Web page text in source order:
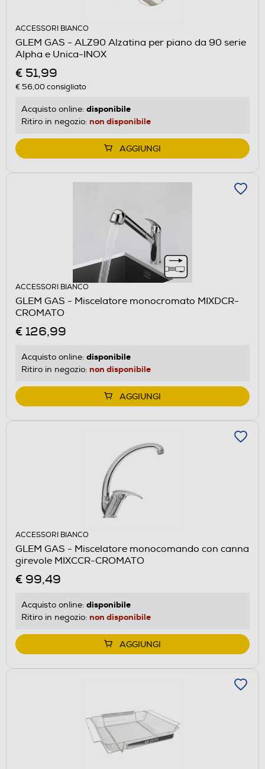
ACCESSORI BIANCO
GLEM GAS - ALZ90 Alzatina per piano da 90 serie
Alpha e Unica-INOX
€ 51,99
€ 56,00consigliato
Acquisto online: disponibile
Ritiro in negozio: non disponibile
AGGIUNGI
ACCESSORI BIANCO
GLEM GAS - Miscelatore monocromato MIXDCR-
CROMATO
€ 126,99
Acquisto online: disponibile
Ritiro in negozio: non disponibile
AGGIUNGI
ACCESSORI BIANCO
GLEM GAS - Miscelatore monocomando con canna
girevole MIXCCR-CROMATO
€ 99,49
Acquisto online: disponibile
Ritiro in negozio: non disponibile
AGGIUNGI